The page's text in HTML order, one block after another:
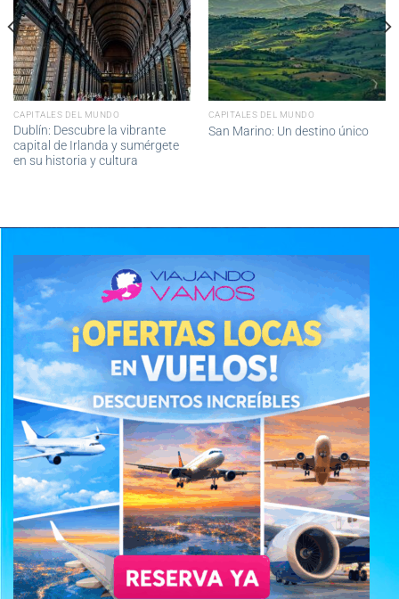
CAPITALES DEL MUNDO
Dublín: Descubre la vibrante
capital de Irlanda y sumérgete
en su historia y cultura
CAPITALES DEL MUNDO
San Marino: Un destino único